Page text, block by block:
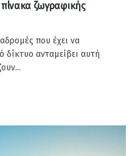
ζωγραφικής
που έχει να
δίκτυο ανταμείβει αυτή